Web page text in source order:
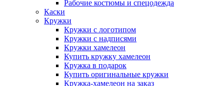
Рабочие костюмы и спецодежда
Каски
Кружки
Кружки с логотипом
Кружки с надписями
Кружки хамелеон
Купить кружку хамелеон
Кружка в подарок
Купить оригинальные кружки
Кружка-хамелеон на заказ